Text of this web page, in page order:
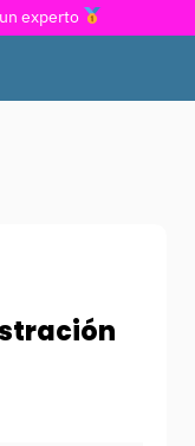
experto